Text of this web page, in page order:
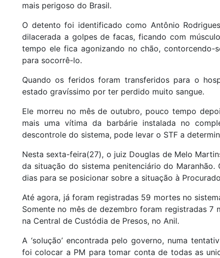
mais perigoso do Brasil.
O detento foi identificado como Antônio
dilacerada a golpes de facas, ficando com
tempo ele fica agonizando no chão, contorcendo-
para socorrê-lo.
Quando os feridos foram transferidos para o
estado gravíssimo por ter perdido muito sangue.
Ele morreu no mês de outubro, pouco tempo
mais uma vítima da barbárie instalada no
descontrole do sistema, pode levar o STF a
Nesta sexta-feira(27), o juiz Douglas de Melo
da situação do sistema penitenciário do
dias para se posicionar sobre a situação à
Até agora, já foram registradas 59 mortes no
Somente no mês de dezembro foram registradas 7
na Central de Custódia de Presos, no Anil.
A ‘solução’ encontrada pelo governo, numa
foi colocar a PM para tomar conta de todas as